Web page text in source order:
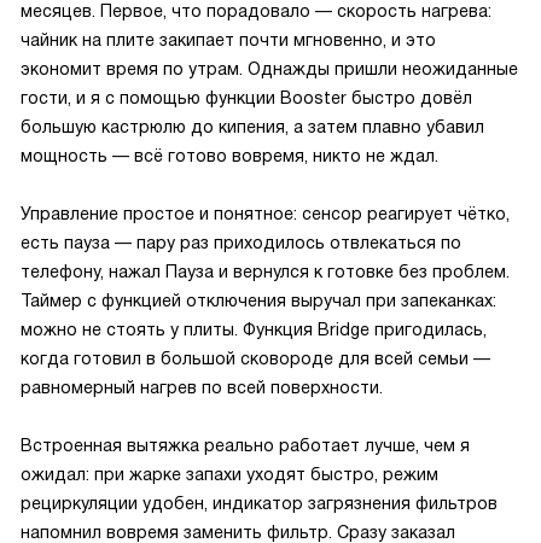
месяцев. Первое, что порадовало — скорость нагрева:
чайник на плите закипает почти мгновенно, и это
экономит время по утрам. Однажды пришли неожиданные
гости, и я с помощью функции Booster быстро довёл
большую кастрюлю до кипения, а затем плавно убавил
мощность — всё готово вовремя, никто не ждал.
Управление простое и понятное: сенсор реагирует чётко,
есть пауза — пару раз приходилось отвлекаться по
телефону, нажал Пауза и вернулся к готовке без проблем.
Таймер с функцией отключения выручал при запеканках:
можно не стоять у плиты. Функция Bridge пригодилась,
когда готовил в большой сковороде для всей семьи —
равномерный нагрев по всей поверхности.
Встроенная вытяжка реально работает лучше, чем я
ожидал: при жарке запахи уходят быстро, режим
рециркуляции удобен, индикатор загрязнения фильтров
напомнил вовремя заменить фильтр. Сразу заказал